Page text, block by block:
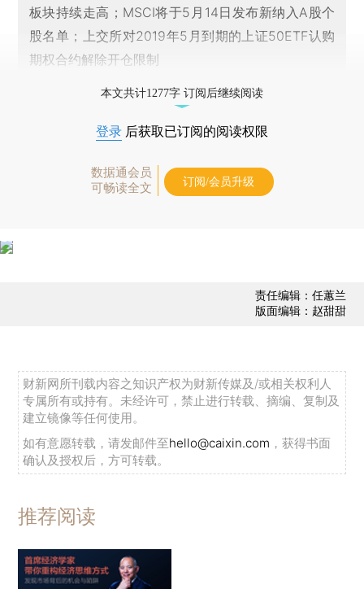
板块持续走高；MSCI将于5月14日发布新纳入A股个
股名单；上交所对2019年5月到期的上证50ETF认购
期权合约解除开仓限制
本文共计1277字 订阅后继续阅读
登录 后获取已订阅的阅读权限
数据通会员
可畅读全文
订阅/会员升级
责任编辑：任蕙兰
版面编辑：赵甜甜
财新网所刊载内容之知识产权为财新传媒及/或相关权利人
专属所有或持有。未经许可，禁止进行转载、摘编、复制及
建立镜像等任何使用。
如有意愿转载，请发邮件至hello@caixin.com ，获得书面
确认及授权后，方可转载。
推荐阅读